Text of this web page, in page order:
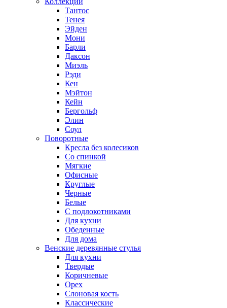
Тантос
Тенея
Эйден
Мони
Барли
Даксон
Миэль
Рэди
Кен
Мэйтон
Кейн
Бергольф
Элин
Соул
Поворотные
Кресла без колесиков
Со спинкой
Мягкие
Офисные
Круглые
Черные
Белые
С подлокотниками
Для кухни
Обеденные
Для дома
Венские деревянные стулья
Для кухни
Твердые
Коричневые
Орех
Слоновая кость
Классические